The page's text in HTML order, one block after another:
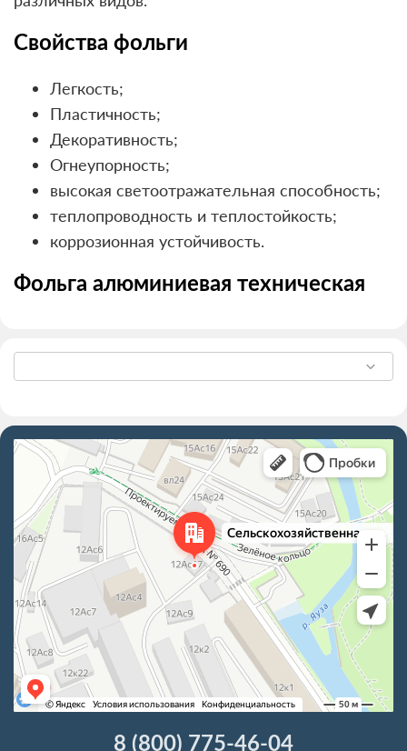
Свойства фольги
Легкость;
Пластичность;
Декоративность;
Огнеупорность;
высокая светоотражательная способность;
теплопроводность и теплостойкость;
коррозионная устойчивость.
Фольга алюминиевая техническая
8 (800) 775-46-04